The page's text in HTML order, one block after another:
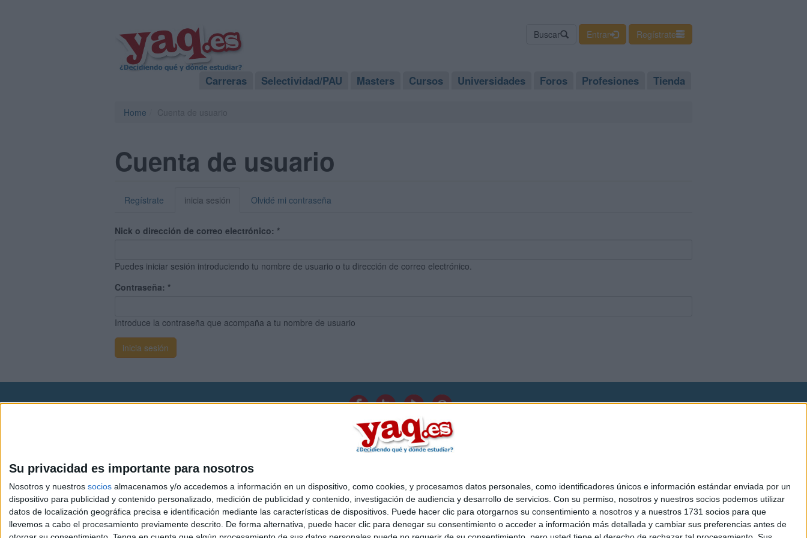
Su privacidad es importante para nosotros
Nosotros y nuestros socios almacenamos y/o accedemos a información en un dispositivo, como cookies, y procesamos datos personales, como identificadores únicos e información estándar enviada por un
dispositivo para publicidad y contenido personalizado, medición de publicidad y contenido, investigación de audiencia y desarrollo de servicios. Con su permiso, nosotros y nuestros socios podemos utilizar
datos de localización geográfica precisa e identificación mediante las características de dispositivos. Puede hacer clic para otorgarnos su consentimiento a nosotros y a nuestros 1731 socios para que
llevemos a cabo el procesamiento previamente descrito. De forma alternativa, puede hacer clic para denegar su consentimiento o acceder a información más detallada y cambiar sus preferencias antes de
Buscar Entrar Regístrate
Carreras Selectividad/PAU Masters Cursos Universidades Foros Profesiones Tienda
Home
Cuenta de usuario
Regístrate inicia sesión Olvidé mi contraseña
Nick o dirección de correo electrónico: *
Puedes iniciar sesión introduciendo tu nombre de usuario o tu dirección de correo electrónico.
Contraseña: *
Introduce la contraseña que acompaña a tu nombre de usuario
Quiénes somos| Contactar|Anúnciate
Politica de privacidad|Condiciones generales
- Diego de León 47 - 28006 Madrid [ESPAÑA] - Tel. +34 91 593 2767